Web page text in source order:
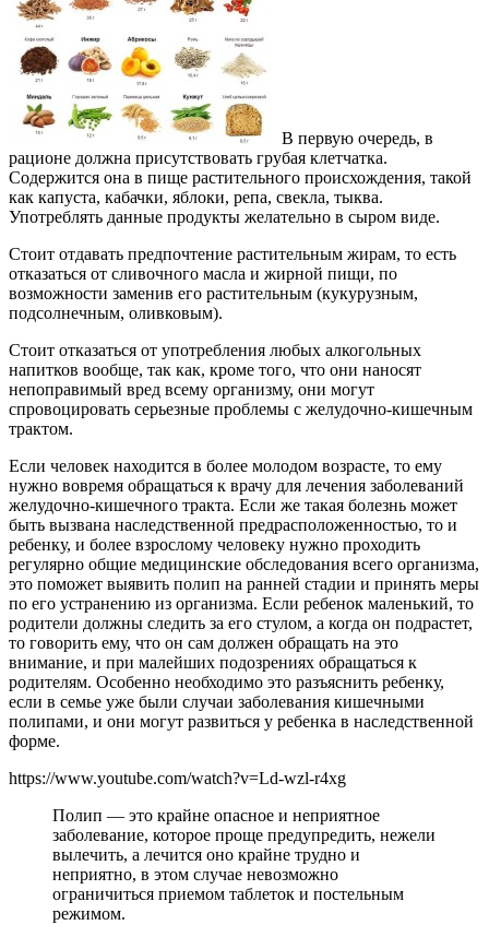
В первую очередь, в
рационе должна присутствовать грубая клетчатка.
Содержится она в пище растительного происхождения, такой
как капуста, кабачки, яблоки, репа, свекла, тыква.
Употреблять данные продукты желательно в сыром виде.
Стоит отдавать предпочтение растительным жирам, то есть
отказаться от сливочного масла и жирной пищи, по
возможности заменив его растительным (кукурузным,
подсолнечным, оливковым).
Стоит отказаться от употребления любых алкогольных
напитков вообще, так как, кроме того, что они наносят
непоправимый вред всему организму, они могут
спровоцировать серьезные проблемы с желудочно-кишечным
трактом.
Если человек находится в более молодом возрасте, то ему
нужно вовремя обращаться к врачу для лечения заболеваний
желудочно-кишечного тракта. Если же такая болезнь может
быть вызвана наследственной предрасположенностью, то и
ребенку, и более взрослому человеку нужно проходить
регулярно общие медицинские обследования всего организма,
это поможет выявить полип на ранней стадии и принять меры
по его устранению из организма. Если ребенок маленький, то
родители должны следить за его стулом, а когда он подрастет,
то говорить ему, что он сам должен обращать на это
внимание, и при малейших подозрениях обращаться к
родителям. Особенно необходимо это разъяснить ребенку,
если в семье уже были случаи заболевания кишечными
полипами, и они могут развиться у ребенка в наследственной
форме.
https://www.youtube.com/watch?v=Ld-wzl-r4xg
Полип — это крайне опасное и неприятное
заболевание, которое проще предупредить, нежели
вылечить, а лечится оно крайне трудно и
неприятно, в этом случае невозможно
ограничиться приемом таблеток и постельным
режимом.